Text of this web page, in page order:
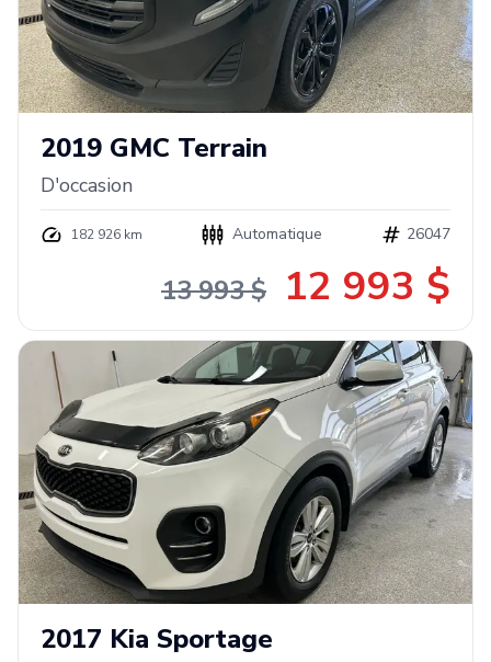
2019 GMC Terrain
D'occasion
182 926 km Automatique 26047
13 993 $ 12 993 $
2017 Kia Sportage